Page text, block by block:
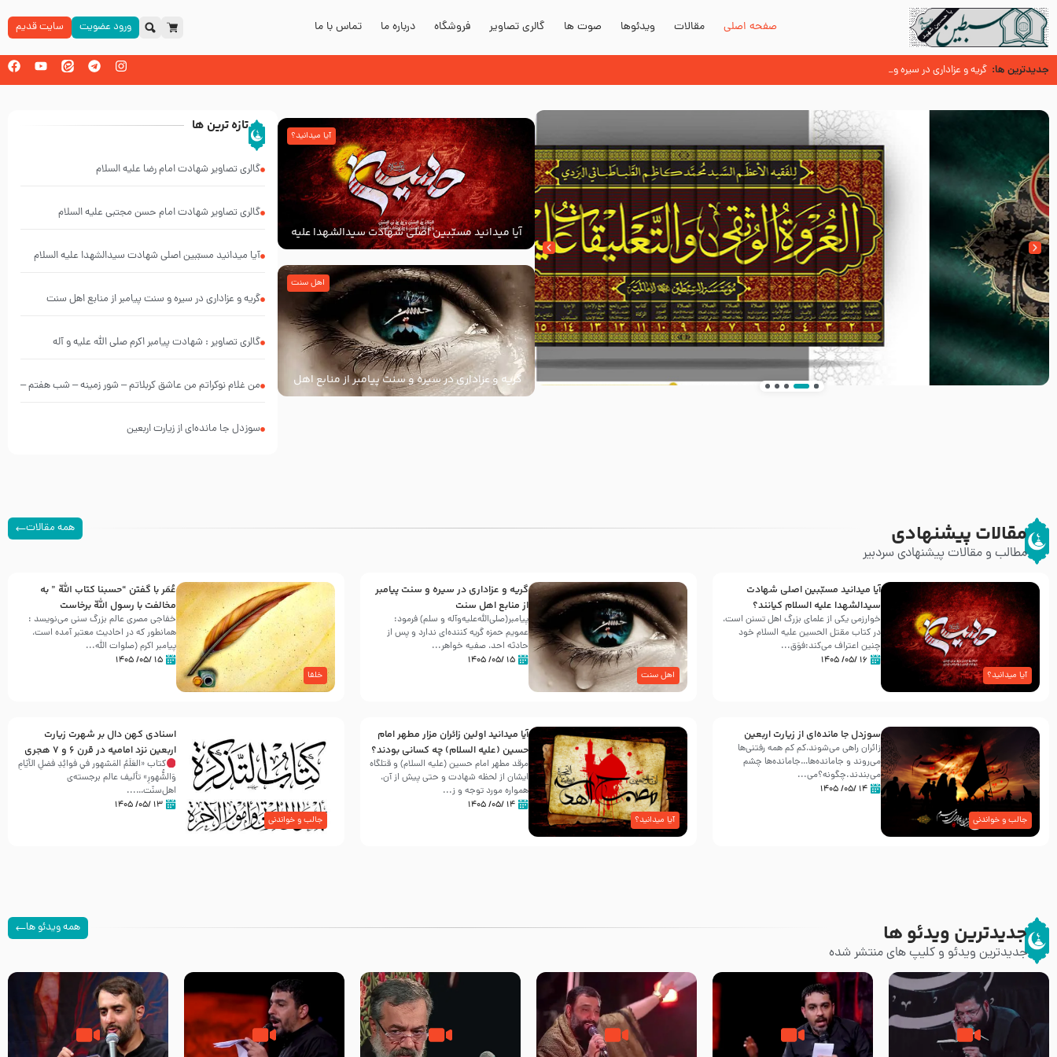
صفحه اصلی مقالات ویدئوها صوت ها گالری تصاویر فروشگاه درباره ما تماس با ما ورود عضویت سایت قدیم
جدیدترین ها: گریه و عزاداری در سیره و سنت پیامبر از منابع اهل سنت
عُمَر با گفتن “حسبنا كتاب اللّه ” به مخالفت با رسول اللّه برخاست
سوزدل جا مانده‌ای از زیارت اربعین
آیا میدانید مسبّبین اصلی شهادت سیدالشهدا علیه
‌السلام کیانند؟
آیا میدانید؟
گریه و عزاداری در سیره و سنت پیامبر از منابع اهل
سنت
اهل سنت
تازه ترین ها
گالری تصاویر شهادت امام رضا علیه السلام
گالری تصاویر شهادت امام حسن مجتبی علیه السلام
آیا میدانید مسبّبین اصلی شهادت سیدالشهدا علیه ‌السلام
گریه و عزاداری در سیره و سنت پیامبر از منابع اهل سنت
گالری تصاویر : شهادت پیامبر اکرم صلی الله علیه و آله
من غلام نوکراتم من عاشق کربلاتم – شور زمینه – شب هفتم –
سوزدل جا مانده‌ای از زیارت اربعین
مقالات پیشنهادی
مطالب و مقالات پیشنهادی سردبیر
همه مقالات
آیا میدانید؟
آیا میدانید مسبّبین اصلی شهادت
سیدالشهدا علیه ‌السلام کیانند؟
خوارزمی یکی از علمای بزرگ اهل تسنن است،
در کتاب مقتل الحسین علیه ‌السلام خود
چنین اعتراف می‌کند:فوَق...
۱۶ /۰۵/ ۱۴۰۵
اهل سنت
گریه و عزاداری در سیره و سنت پیامبر
از منابع اهل سنت
پیامبر(صلی‌الله‌علیه‌وآله و سلم) فرمود:
عمویم حمزه گریه کننده‌ای ندارد و پس از
حادثه احد، صفیه خواهر...
۱۵ /۰۵/ ۱۴۰۵
خلفا
عُمَر با گفتن “حسبنا كتاب اللّه ” به
مخالفت با رسول اللّه برخاست
خفاجی مصری عالم بزرگ سنی می‌نویسد :
همانطور که در احادیث معتبر آمده است،
پیامبر اکرم (صلوات اللّه...
۱۵ /۰۵/ ۱۴۰۵
جالب و خواندنی
سوزدل جا مانده‌ای از زیارت اربعین
زائران راهی می‌شوند،کم‌ کم همه رفتنی‌ها
می‌روند و جامانده‌ها…جامانده‌ها چشم
می‌بندند.چگونه؟می‌...
۱۴ /۰۵/ ۱۴۰۵
آیا میدانید؟
آیا میدانید اولین زائران مزار مطهر امام
حسین (علیه السلام) چه کسانی بودند؟
مرقد مطهر امام حسین (علیه السلام) و قتلگاه
ایشان از لحظه شهادت و حتی پیش از آن،
همواره مورد توجه و ز...
۱۴ /۰۵/ ۱۴۰۵
جالب و خواندنی
اسنادی کهن دال بر شهرت زیارت
اربعین نزد امامیه در قرن ۶ و ۷ هجری
کتاب «العَلَمُ المَشهور في فَوائِدِ فَضلِ الأيّامِ
وَالشُّهورِ» تألیف عالم برجسته‌ی
اهل‌سنّت…...
۱۳ /۰۵/ ۱۴۰۵
جدیدترین ویدئو ها
جدیدترین ویدئو و کلیپ های منتشر شده
همه ویدئو ها